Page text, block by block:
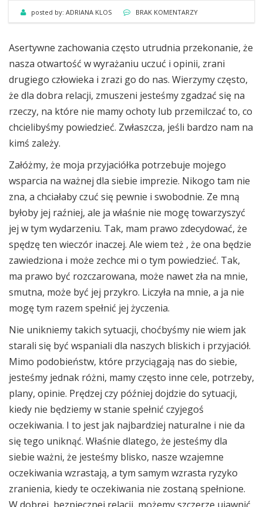
posted by: ADRIANA KLOS BRAK KOMENTARZY
Asertywne zachowania często utrudnia przekonanie, że
nasza otwartość w wyrażaniu uczuć i opinii, zrani
drugiego człowieka i zrazi go do nas. Wierzymy często,
że dla dobra relacji, zmuszeni jesteśmy zgadzać się na
rzeczy, na które nie mamy ochoty lub przemilczać to, co
chcielibyśmy powiedzieć. Zwłaszcza, jeśli bardzo nam na
kimś zależy.
Załóżmy, że moja przyjaciółka potrzebuje mojego
wsparcia na ważnej dla siebie imprezie. Nikogo tam nie
zna, a chciałaby czuć się pewnie i swobodnie. Ze mną
byłoby jej raźniej, ale ja właśnie nie mogę towarzyszyć
jej w tym wydarzeniu. Tak, mam prawo zdecydować, że
spędzę ten wieczór inaczej. Ale wiem też , że ona będzie
zawiedziona i może zechce mi o tym powiedzieć. Tak,
ma prawo być rozczarowana, może nawet zła na mnie,
smutna, może być jej przykro. Liczyła na mnie, a ja nie
mogę tym razem spełnić jej życzenia.
Nie unikniemy takich sytuacji, choćbyśmy nie wiem jak
starali się być wspaniali dla naszych bliskich i przyjaciół.
Mimo podobieństw, które przyciągają nas do siebie,
jesteśmy jednak różni, mamy często inne cele, potrzeby,
plany, opinie. Prędzej czy później dojdzie do sytuacji,
kiedy nie będziemy w stanie spełnić czyjegoś
oczekiwania. I to jest jak najbardziej naturalne i nie da
się tego uniknąć. Właśnie dlatego, że jesteśmy dla
siebie ważni, że jesteśmy blisko, nasze wzajemne
oczekiwania wzrastają, a tym samym wzrasta ryzyko
zranienia, kiedy te oczekiwania nie zostaną spełnione.